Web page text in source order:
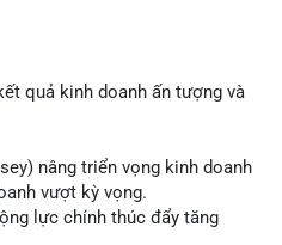
tại, động thái này thiên về
đầu tư hoặc chuẩn bị thanh
gây biến động mạnh.
liên tiếp trong 24 giờ tới. Nếu
sàn, cần thận trọng trước nguy
theo cảm xúc khi chưa xác
quả kinh doanh ấn tượng và
nâng triển vọng kinh doanh
vượt kỳ vọng.
lực chính thúc đẩy tăng